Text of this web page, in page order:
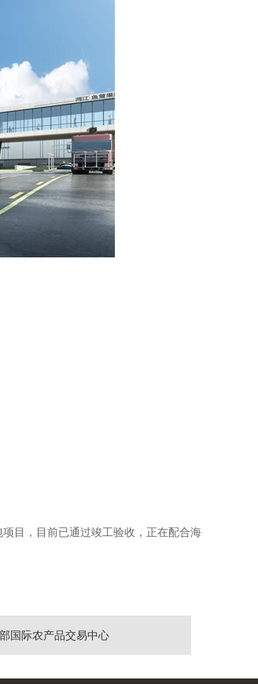
目，目前已通过竣工验收，正在配合海
国际农产品交易中心